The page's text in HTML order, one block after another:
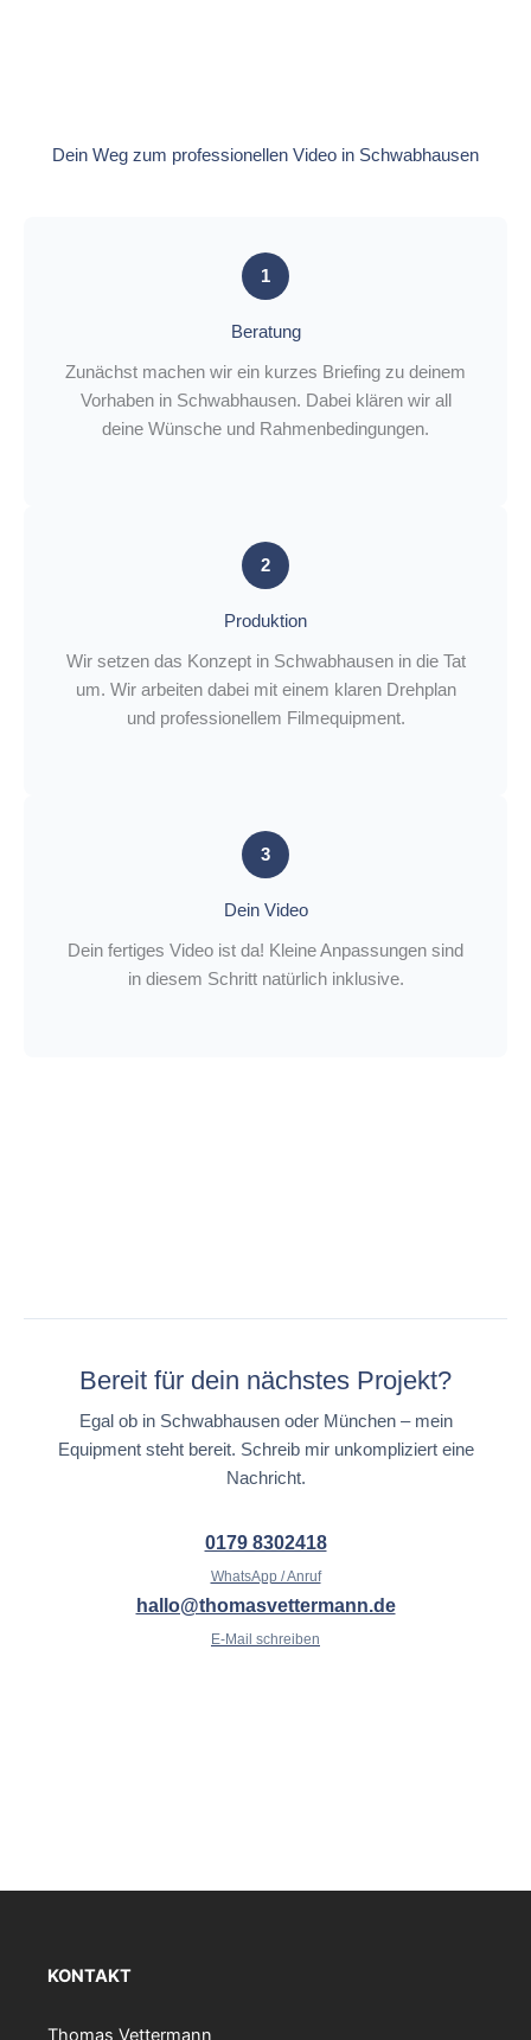
Dein Weg zum professionellen Video in Schwabhausen
1
Beratung
Zunächst machen wir ein kurzes Briefing zu deinem
Vorhaben in Schwabhausen. Dabei klären wir all
deine Wünsche und Rahmenbedingungen.
2
Produktion
Wir setzen das Konzept in Schwabhausen in die Tat
um. Wir arbeiten dabei mit einem klaren Drehplan
und professionellem Filmequipment.
3
Dein Video
Dein fertiges Video ist da! Kleine Anpassungen sind
in diesem Schritt natürlich inklusive.
Bereit für dein nächstes Projekt?
Egal ob in Schwabhausen oder München – mein
Equipment steht bereit. Schreib mir unkompliziert eine
Nachricht.
0179 8302418
WhatsApp / Anruf
hallo@thomasvettermann.de
E-Mail schreiben
KONTAKT
Thomas Vettermann